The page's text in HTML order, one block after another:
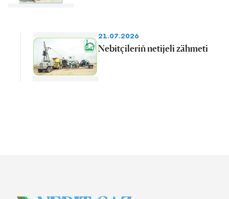
21.07.2026
Nebitçileriň netijeli zähmeti